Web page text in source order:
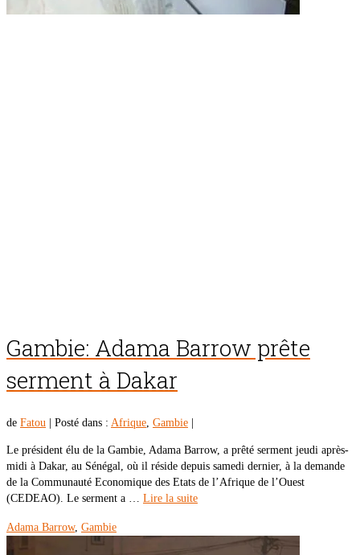
Gambie: Adama Barrow prête
serment à Dakar
de Fatou Posté dans : Afrique Gambie
Le président élu de la Gambie, Adama Barrow, a prêté serment jeudi après-
midi à Dakar, au Sénégal, où il réside depuis samedi dernier, à la demande
de la Communauté Economique des Etats de l’Afrique de l’Ouest
(CEDEAO). Le serment a … Lire la suite
Adama Barrow, Gambie